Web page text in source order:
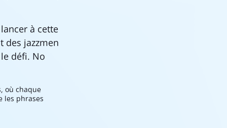
à cette
des jazzmen
défi. No
où chaque
les phrases